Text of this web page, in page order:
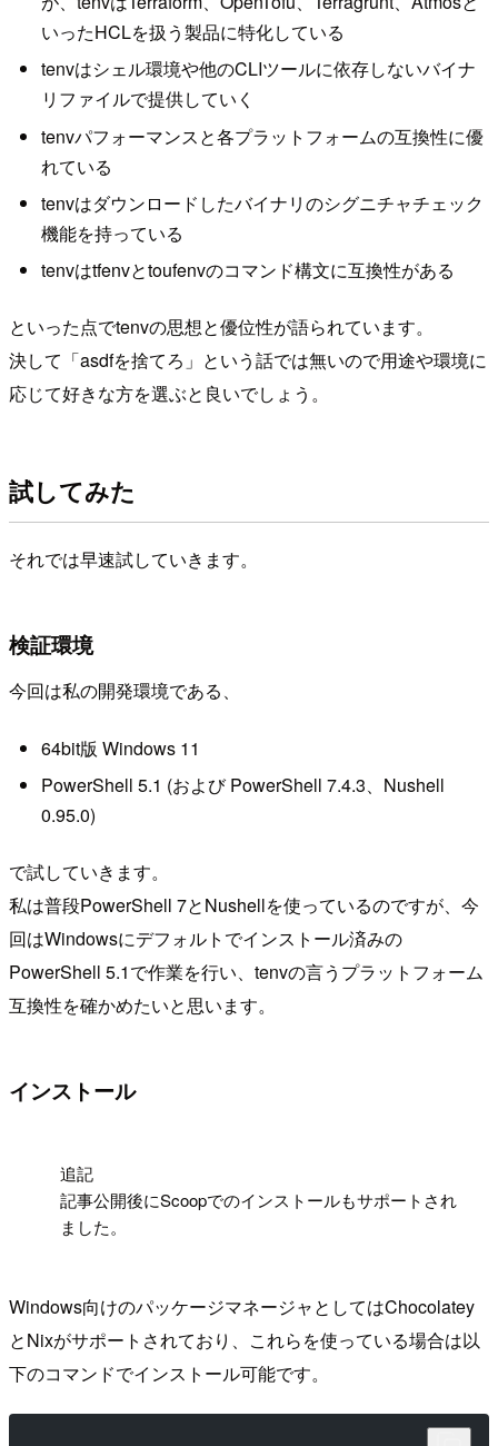
いったHCLを扱う製品に特化している
tenvはシェル環境や他のCLIツールに依存しないバイナ
リファイルで提供していく
tenvパフォーマンスと各プラットフォームの互換性に優
れている
tenvはダウンロードしたバイナリのシグニチャチェック
機能を持っている
tenvはtfenvとtoufenvのコマンド構文に互換性がある
といった点でtenvの思想と優位性が語られています。
決して「asdfを捨てろ」という話では無いので用途や環境に
応じて好きな方を選ぶと良いでしょう。
試してみた
それでは早速試していきます。
検証環境
今回は私の開発環境である、
64bit版 Windows 11
PowerShell 5.1 (および PowerShell 7.4.3、Nushell
0.95.0)
で試していきます。
私は普段PowerShell 7とNushellを使っているのですが、今
回はWindowsにデフォルトでインストール済みの
PowerShell 5.1で作業を行い、tenvの言うプラットフォーム
互換性を確かめたいと思います。
インストール
追記
記事公開後にScoopでのインストールもサポートされ
ました。
Windows向けのパッケージマネージャとしてはChocolatey
とNixがサポートされており、これらを使っている場合は以
下のコマンドでインストール可能です。